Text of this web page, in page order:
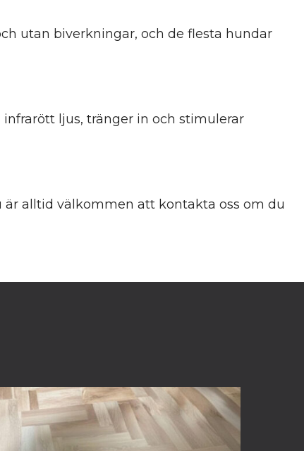
utan biverkningar, och de flesta hundar
ljus, tränger in och stimulerar
är alltid välkommen att kontakta oss om du